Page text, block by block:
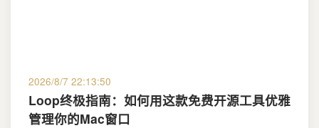
2026/8/7 22:13:50
Loop终极指南：如何用这款免费开源工具优雅
管理你的Mac窗口